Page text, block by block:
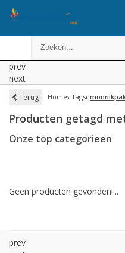
prev
next
Terug Home Tags
Producten getagd
Onze top categorieen
Geen producten gevonden!...
prev